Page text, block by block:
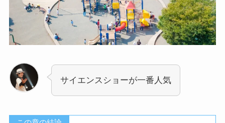
サイエンスショーが一番人気